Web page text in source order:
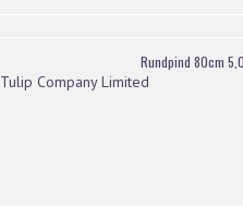
Rundpind 80cm
Tulip Company Limited